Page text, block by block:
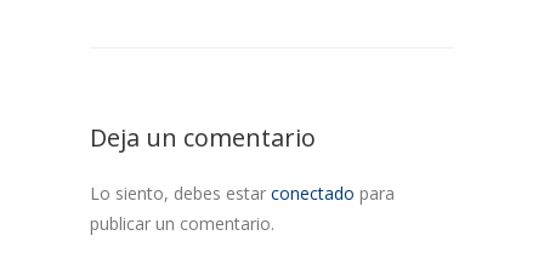
Deja un comentario
Lo siento, debes estar conectado para
publicar un comentario.